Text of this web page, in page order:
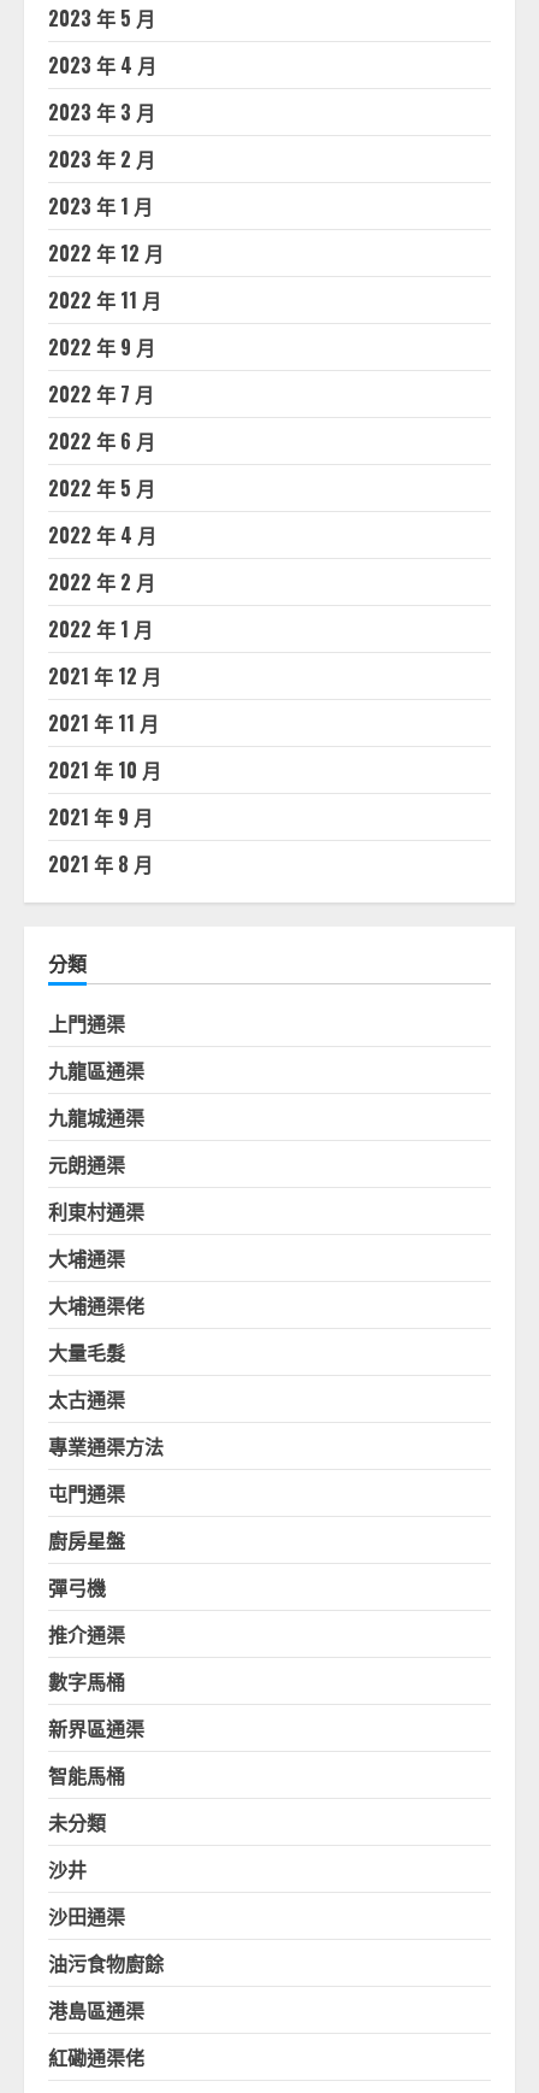
2023 年 5 月
2023 年 4 月
2023 年 3 月
2023 年 2 月
2023 年 1 月
2022 年 12 月
2022 年 11 月
2022 年 9 月
2022 年 7 月
2022 年 6 月
2022 年 5 月
2022 年 4 月
2022 年 2 月
2022 年 1 月
2021 年 12 月
2021 年 11 月
2021 年 10 月
2021 年 9 月
2021 年 8 月
分類
上門通渠
九龍區通渠
九龍城通渠
元朗通渠
利東村通渠
大埔通渠
大埔通渠佬
大量毛髮
太古通渠
專業通渠方法
屯門通渠
廚房星盤
彈弓機
推介通渠
數字馬桶
新界區通渠
智能馬桶
未分類
沙井
沙田通渠
油污食物廚餘
港島區通渠
紅磡通渠佬